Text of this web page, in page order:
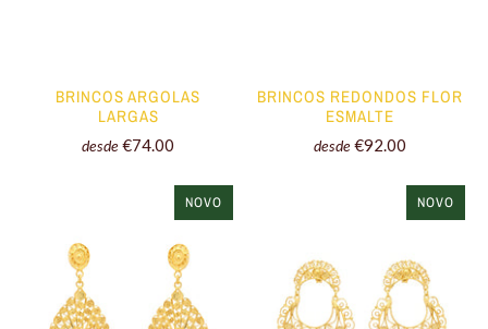
BRINCOS ARGOLAS
LARGAS
desde €74.00
BRINCOS REDONDOS FLOR
ESMALTE
desde €92.00
NOVO NOVO